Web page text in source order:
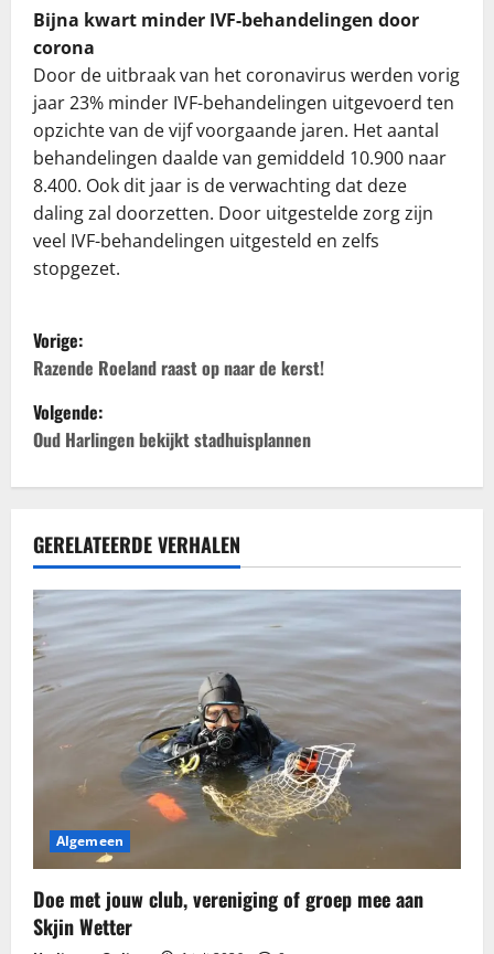
Bijna kwart minder IVF-behandelingen door
corona
Door de uitbraak van het coronavirus werden vorig
jaar 23% minder IVF-behandelingen uitgevoerd ten
opzichte van de vijf voorgaande jaren. Het aantal
behandelingen daalde van gemiddeld 10.900 naar
8.400. Ook dit jaar is de verwachting dat deze
daling zal doorzetten. Door uitgestelde zorg zijn
veel IVF-behandelingen uitgesteld en zelfs
stopgezet.
B
e
r
h
t
n
a
i
a
t
Vorige:
Razende Roeland raast op naar de kerst!
Volgende:
Oud Harlingen bekijkt stadhuisplannen
GERELATEERDE VERHALEN
Algemeen
Doe met jouw club, vereniging of groep mee aan
Skjin Wetter